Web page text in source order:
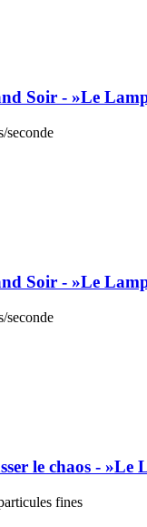
Soir - »Le
seconde
Soir - »Le
seconde
le chaos - »Le
fines